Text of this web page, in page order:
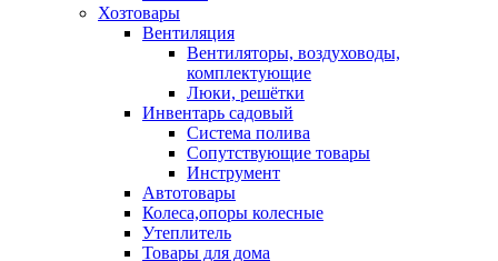
Хозтовары
Вентиляция
Вентиляторы, воздуховоды,
комплектующие
Люки, решётки
Инвентарь садовый
Система полива
Сопутствующие товары
Инструмент
Автотовары
Колеса,опоры колесные
Утеплитель
Товары для дома